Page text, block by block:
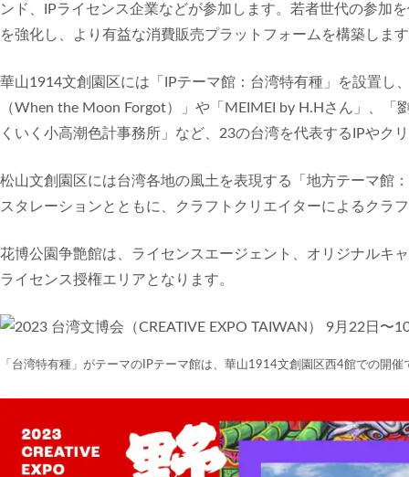
ンド、IPライセンス企業などが参加します。若者世代の参加
を強化し、より有益な消費販売プラットフォームを構築しま
華山1914文創園区には「IPテーマ館：台湾特有種」を設置し
（When the Moon Forgot）」や「MEIMEI by H.Hさん」、
くいく小高潮色計事務所」など、23の台湾を代表するIPやク
松山文創園区には台湾各地の風土を表現する「地方テーマ館
スタレーションとともに、クラフトクリエイターによるクラ
花博公園争艶館は、ライセンスエージェント、オリジナルキ
ライセンス授権エリアとなります。
「台湾特有種」がテーマのIPテーマ館は、華山1914文創園区西4館での開催